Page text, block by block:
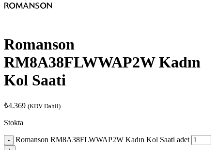
Romanson
RM8A38FLWWAP2W Kadın
Kol Saati
₺4.369 (KDV Dahil)
Stokta
Romanson RM8A38FLWWAP2W Kadın Kol Saati adet